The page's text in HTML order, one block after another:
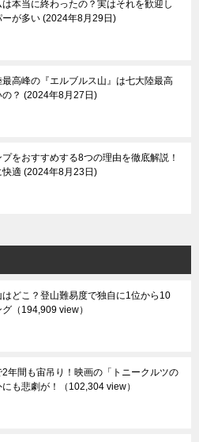
本当に終わったの？実はそれを歓迎し
ーが多い 2024年8月29日
高峰の『エルブルス山』は七大陸最高
？
2024年8月27日
をおすすめする8つの理由を徹底解説！
適 2024年8月23日
どこ？登山難易度で独自に1位から10
グ （194,909 view）
年間も宙吊り！映画の「トニークルツの
も悲劇が！
（102,304 view）